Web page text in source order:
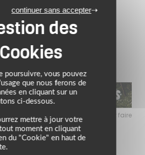
BLACK/WHITE
profitez de l’ambiance estivale pour faire
plans sur l’équipement motard !
poursuivre, vous pouvez
que nous ferons de
en cliquant sur un
ci-dessous.
mettre à jour votre
moment en cliquant
du "Cookie" en haut de
continuer sans accepter